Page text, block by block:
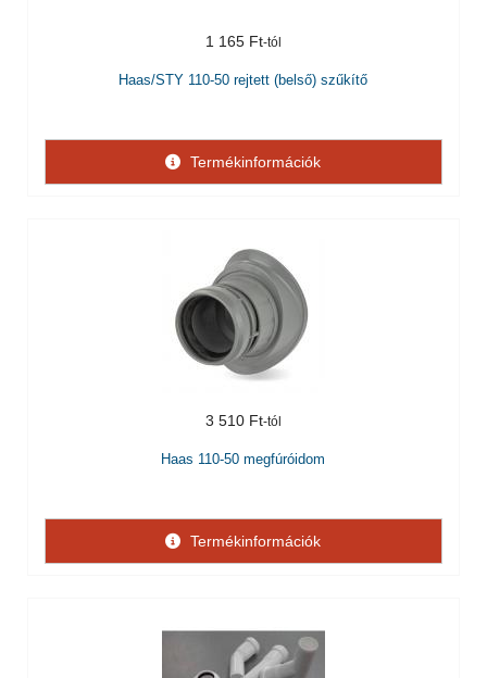
1 165 Ft
Haas/STY 110-50 rejtett (belső) szűkítő
Termékinformációk
3 510 Ft
Haas 110-50 megfúróidom
Termékinformációk